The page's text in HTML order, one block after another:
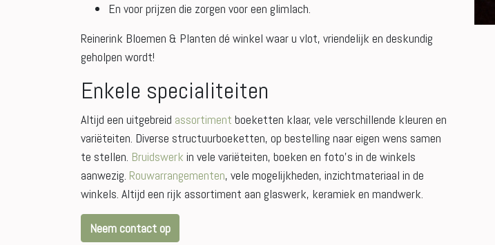
En voor prijzen die zorgen voor een glimlach.
Reinerink Bloemen & Planten dé winkel waar u vlot, vriendelijk en deskundig
geholpen wordt!
Enkele specialiteiten
Altijd een uitgebreid assortiment boeketten klaar, vele verschillende kleuren en
variëteiten. Diverse structuurboeketten, op bestelling naar eigen wens samen
te stellen. Bruidswerk in vele variëteiten, boeken en foto’s in de winkels
aanwezig. Rouwarrangementen, vele mogelijkheden, inzichtmateriaal in de
winkels. Altijd een rijk assortiment aan glaswerk, keramiek en mandwerk.
Neem contact op